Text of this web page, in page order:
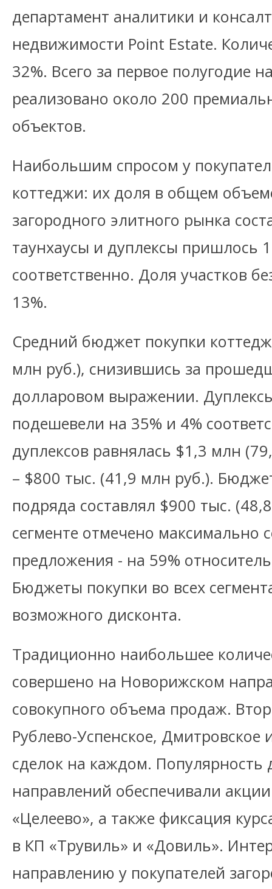
департамент аналитики и
недвижимости Point Estate.
32%. Всего за первое полугодие
реализовано около 200
объектов.
Наибольшим спросом у
коттеджи: их доля в общем
загородного элитного рынка
таунхаусы и дуплексы пришлось
соответственно. Доля участков
13%.
Средний бюджет покупки
млн руб.), снизившись за
долларовом выражении.
подешевели на 35% и 4%
дуплексов равнялась $1,3 млн
– $800 тыс. (41,9 млн руб.).
подряда составлял $900 тыс.
сегменте отмечено
предложения - на 59%
Бюджеты покупки во всех
возможного дисконта.
Традиционно наибольшее
совершено на Новорижском
совокупного объема продаж.
Рублево-Успенское,
сделок на каждом. Популярность
направлений обеспечивали
«Целеево», а также фиксация
в КП «Трувиль» и «Довиль».
направлению у покупателей